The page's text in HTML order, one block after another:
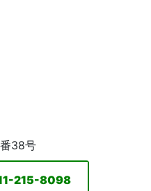
38号
215-8098